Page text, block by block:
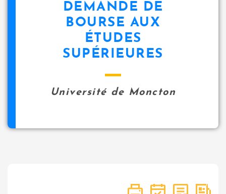
DEMANDE DE
BOURSE AUX
ÉTUDES
SUPÉRIEURES
Université de Moncton